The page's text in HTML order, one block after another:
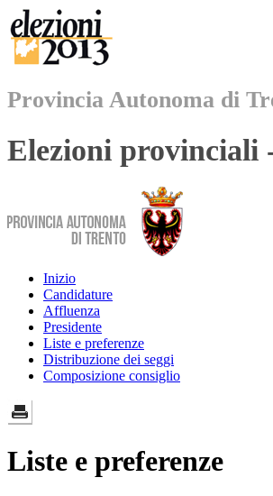
Provincia Autonoma di
Elezioni provinciali
Inizio
Candidature
Affluenza
Presidente
Liste e preferenze
Distribuzione dei seggi
Composizione consiglio
Liste e preferenze